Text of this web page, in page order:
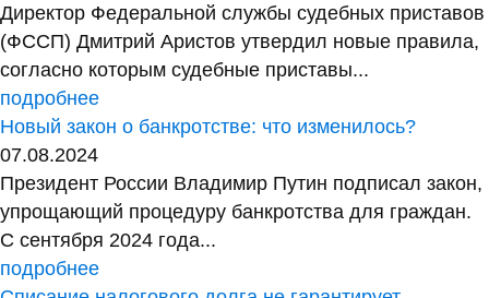
Директор Федеральной службы судебных приставов
(ФССП) Дмитрий Аристов утвердил новые правила,
согласно которым судебные приставы...
подробнее
Новый закон о банкротстве: что изменилось?
07.08.2024
Президент России Владимир Путин подписал закон,
упрощающий процедуру банкротства для граждан.
С сентября 2024 года...
подробнее